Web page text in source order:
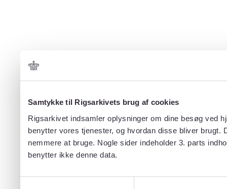
Samtykke til Rigsarkivets brug af cookies
Rigsarkivet indsamler oplysninger om dine besøg ved
benytter vores tjenester, og hvordan disse bliver
nemmere at bruge. Nogle sider indeholder 3. parts
benytter ikke denne data.